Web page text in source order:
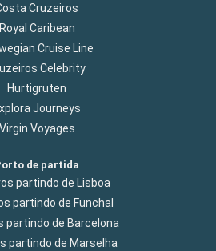
Cruzeiros
Royal Caribean
Cruise Line
Celebrity
Hurtigruten
Journeys
Virgin Voyages
de partida
partindo de Lisboa
partindo de Funchal
partindo de Barcelona
partindo de Marselha